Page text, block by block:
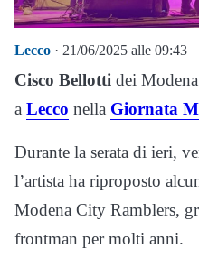
Lecco · 21/06/2025 alle 09:43
Cisco Bellotti dei
a Lecco nella Giornata
Durante la serata di ieri,
l’artista ha riproposto
Modena City Ramblers,
frontman per molti anni.